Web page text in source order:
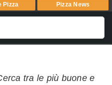
Pizza Pizza News
tra le più buone e